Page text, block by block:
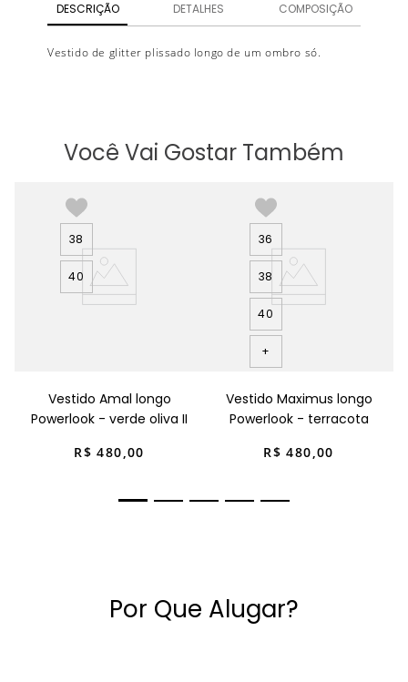
DESCRIÇÃO DETALHES COMPOSIÇÃO
Vestido de glitter plissado longo de um ombro só.
Você Vai Gostar Também
38
40
Vestido Amal longo
Powerlook - verde oliva II
R$ 480,00
36
38
40
+
Vestido Maximus longo
Powerlook - terracota
R$ 480,00
Por Que Alugar?